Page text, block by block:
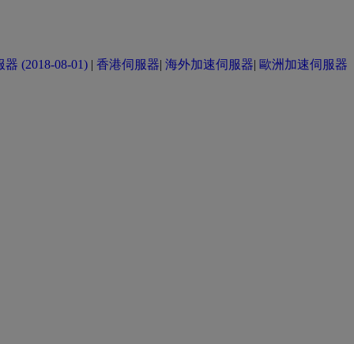
(2018-08-01) | 香港伺服器| 海外加速伺服器| 歐洲加速伺服器